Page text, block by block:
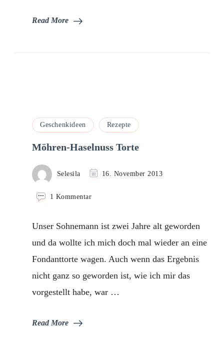
Read More
Geschenkideen Rezepte
Möhren-Haselnuss Torte
Selesila 16. November 2013
1 Kommentarzu
Torte
Unser Sohnemann ist zwei Jahre alt geworden
und da wollte ich mich doch mal wieder an eine
Fondanttorte wagen. Auch wenn das Ergebnis
nicht ganz so geworden ist, wie ich mir das
vorgestellt habe, war …
Read More